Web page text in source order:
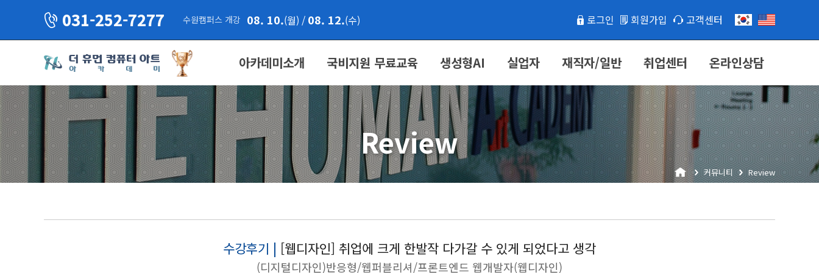
031-252-7277 수원캠퍼스 개강 08. 10.(월) / 08. 12.(수) 로그인 회원가입 고객센터
아카데미소개 국비지원 무료교육 생성형AI 실업자 재직자/일반 취업센터 온라인상담
Review
커뮤니티 Review
수강후기 | [웹디자인] 취업에 크게 한발작 다가갈 수 있게 되었다고 생각
(디지털디자인)반응형/웹퍼블리셔/프론트엔드 웹개발자(웹디자인)